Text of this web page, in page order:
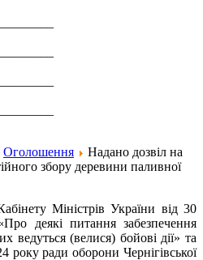
Оголошення
Надано дозвіл на
збору деревини паливної
Міністрів України від 30
деякі питання забезпечення
ведуться (велися) бойові дії» та
року ради оборони Чернігівської